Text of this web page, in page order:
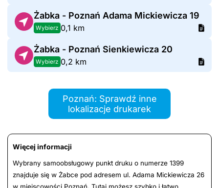
Żabka - Poznań Adama Mickiewicza 19
Wybierz 0,1 km
Żabka - Poznań Sienkiewicza 20
Wybierz 0,2 km
Poznań: Sprawdź inne
lokalizacje drukarek
Więcej informacji
Wybrany samoobsługowy punkt druku o numerze 1399
znajduje się w Żabce pod adresem ul. Adama Mickiewicza 26